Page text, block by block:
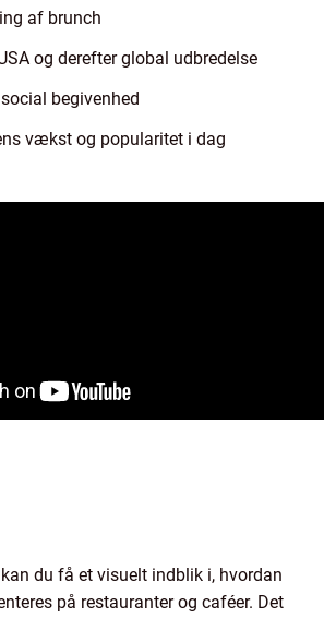
af brunch
og derefter global udbredelse
begivenhed
vækst og popularitet i dag
kan du få et visuelt indblik i, hvordan
på restauranter og caféer. Det